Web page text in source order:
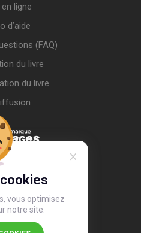
vous optimisez
notre site.
ligne
d’aide
(FAQ)
du livre
du livre